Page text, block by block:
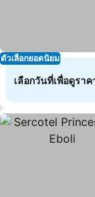
ตัวเลือกยอดนิยม
เลือกวันที่เพื่อดูรา